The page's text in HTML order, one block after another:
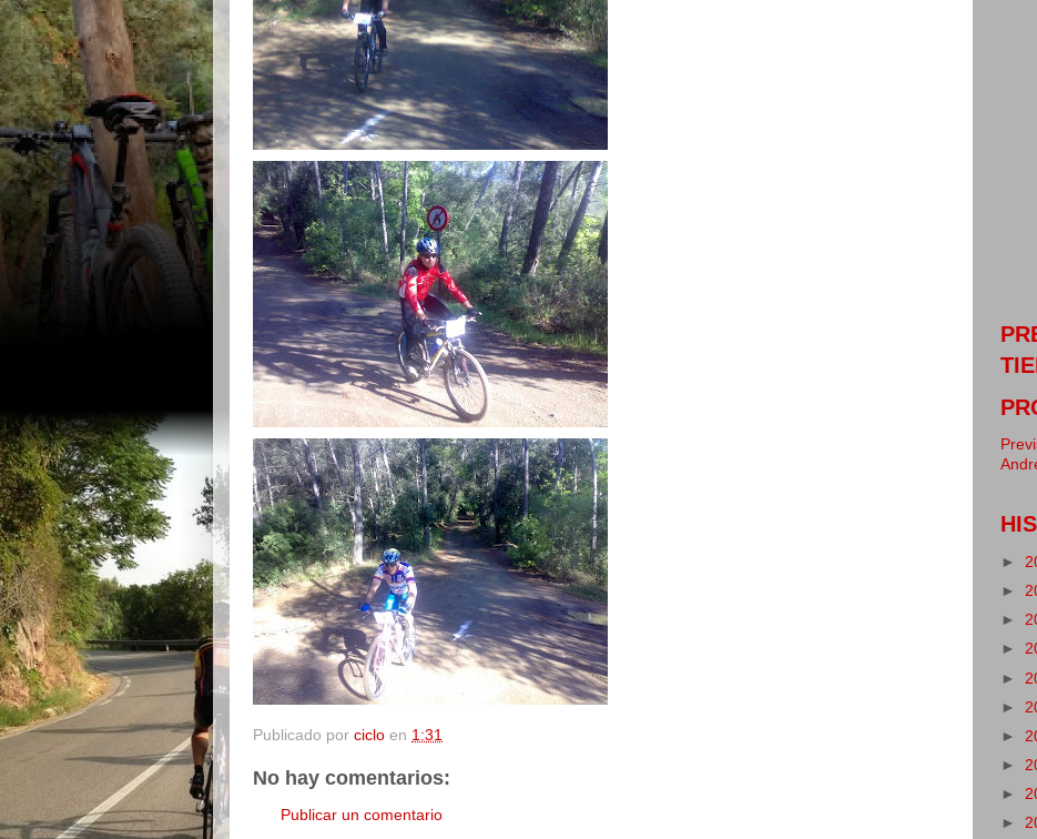
Publicado por ciclo en 1:31
No hay comentarios:
Publicar un comentario
►
►
►
►
►
►
►
►
►
►